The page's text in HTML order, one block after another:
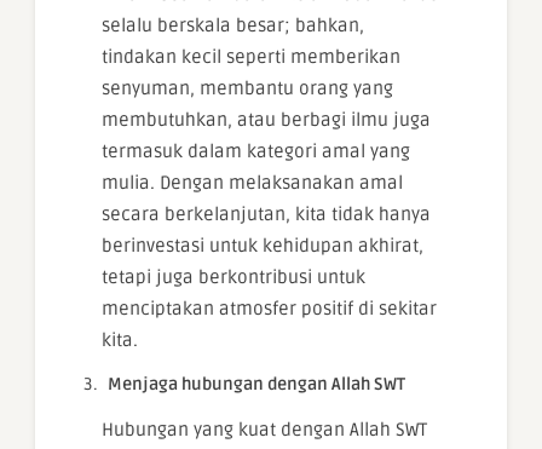
selalu berskala besar; bahkan,
tindakan kecil seperti memberikan
senyuman, membantu orang yang
membutuhkan, atau berbagi ilmu juga
termasuk dalam kategori amal yang
mulia. Dengan melaksanakan amal
secara berkelanjutan, kita tidak hanya
berinvestasi untuk kehidupan akhirat,
tetapi juga berkontribusi untuk
menciptakan atmosfer positif di sekitar
kita.
Menjaga hubungan dengan Allah SWT
Hubungan yang kuat dengan Allah SWT